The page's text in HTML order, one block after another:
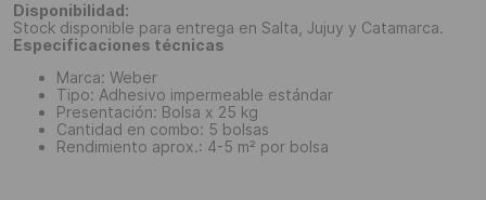
Disponibilidad:
Stock disponible para entrega en Salta, Jujuy y Catamarca.
Especificaciones técnicas
Marca: Weber
Tipo: Adhesivo impermeable estándar
Presentación: Bolsa x 25 kg
Cantidad en combo: 5 bolsas
Rendimiento aprox.: 4-5 m² por bolsa